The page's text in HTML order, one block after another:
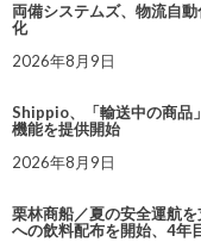
両備システムズ、物流自
化
2026年8月9日
Shippio、「輸送中の商品
機能を提供開始
2026年8月9日
栗林商船／夏の安全運航
への飲料配布を開始、4年